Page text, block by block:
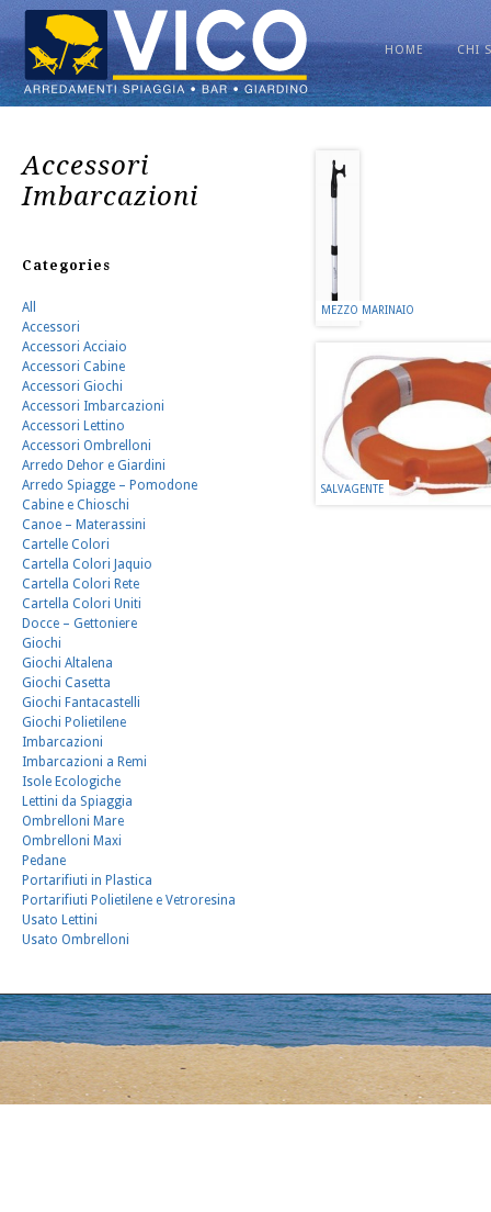
HOME CHI
Accessori
Imbarcazioni
Categories
All
Accessori
Accessori Acciaio
Accessori Cabine
Accessori Giochi
Accessori Imbarcazioni
Accessori Lettino
Accessori Ombrelloni
Arredo Dehor e Giardini
Arredo Spiagge – Pomodone
Cabine e Chioschi
Canoe – Materassini
Cartelle Colori
Cartella Colori Jaquio
Cartella Colori Rete
Cartella Colori Uniti
Docce – Gettoniere
Giochi
Giochi Altalena
Giochi Casetta
Giochi Fantacastelli
Giochi Polietilene
Imbarcazioni
Imbarcazioni a Remi
Isole Ecologiche
Lettini da Spiaggia
Ombrelloni Mare
Ombrelloni Maxi
Pedane
Portarifiuti in Plastica
Portarifiuti Polietilene e Vetroresina
Usato Lettini
Usato Ombrelloni
MEZZO MARINAIO
SALVAGENTE